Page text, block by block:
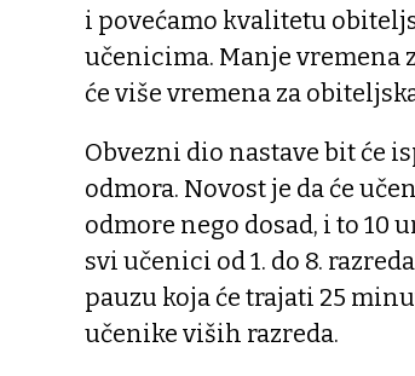
i povećamo kvalitetu
učenicima. Manje vremena
će više vremena za
Obvezni dio nastave bit će
odmora. Novost je da će
odmore nego dosad, i to 10
svi učenici od 1. do 8.
pauzu koja će trajati 25
učenike viših razreda.